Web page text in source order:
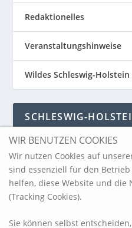
Redaktionelles
Veranstaltungshinweise
Wildes Schleswig-Holstein
SCHLESWIG-
Schleswig-Holstein-
ARCHIV
WIR BENUTZEN COOKIES
Wir nutzen Cookies auf
sind essenziell für den
helfen, diese Website und
(Tracking Cookies).
Sie können selbst